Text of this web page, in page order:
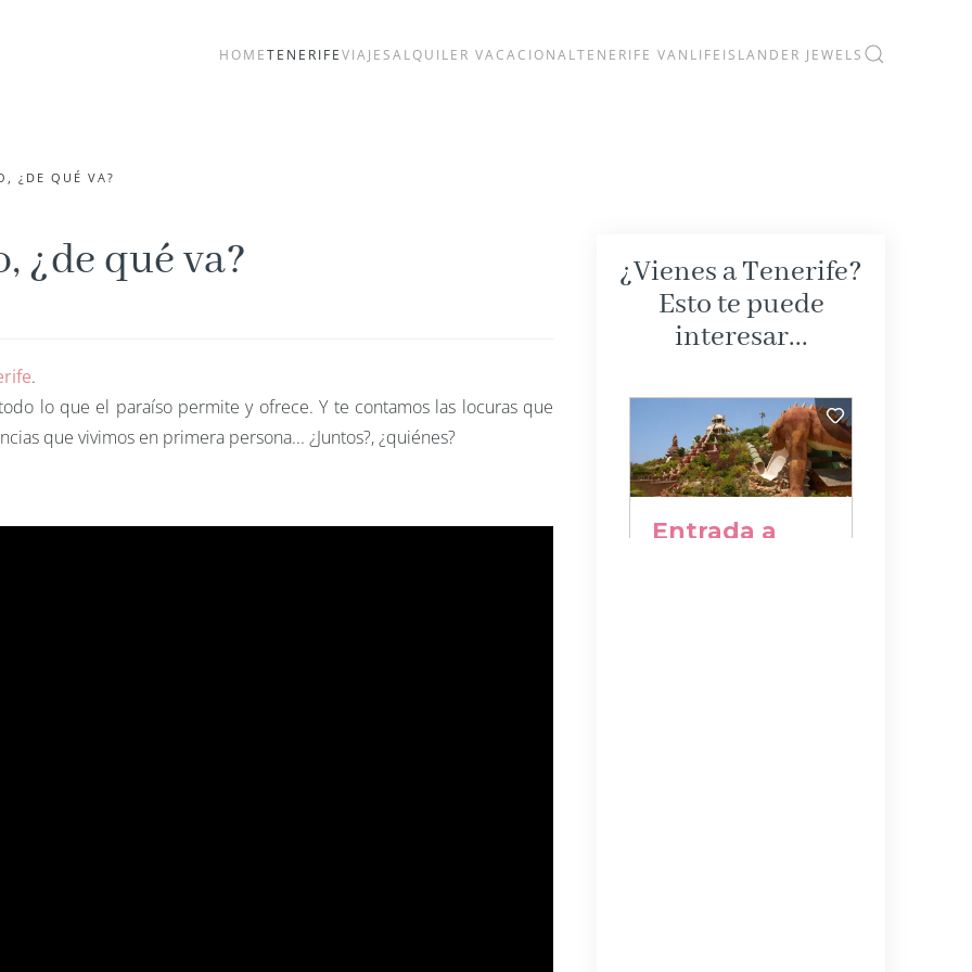
HOMETENERIFEVIAJESALQUILER VACACIONALTENERIFE VANLIFE ISLANDER JEWELS
¿DE QUÉ VA?
¿de qué va?
.
lo que el paraíso permite y ofrece. Y te contamos las locuras que
que vivimos en primera persona... ¿Juntos?, ¿quiénes?
¿Vienes a Tenerife?
Esto te puede
interesar...